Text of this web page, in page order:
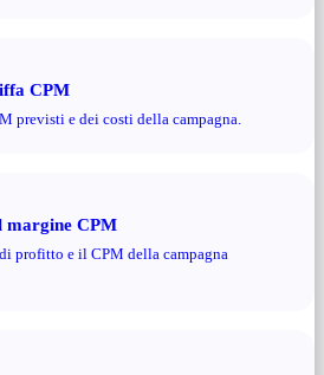
CPM
previsti e dei costi della campagna.
margine CPM
profitto e il CPM della campagna